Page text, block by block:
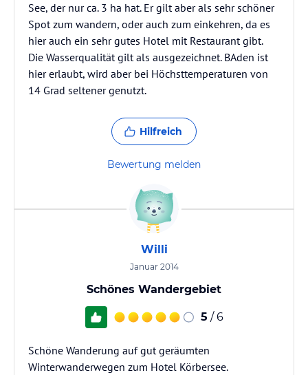
See, der nur ca. 3 ha hat. Er gilt aber als sehr schöner
Spot zum wandern, oder auch zum einkehren, da es
hier auch ein sehr gutes Hotel mit Restaurant gibt.
Die Wasserqualität gilt als ausgezeichnet. BAden ist
hier erlaubt, wird aber bei Höchsttemperaturen von
14 Grad seltener genutzt.
Hilfreich
Bewertung melden
Willi
Januar 2014
Schönes Wandergebiet
5 / 6
Schöne Wanderung auf gut geräumten
Winterwanderwegen zum Hotel Körbersee.